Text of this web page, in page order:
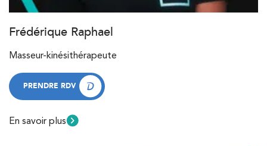
Frédérique Raphael
Masseur-kinésithérapeute
PRENDRE RDV
En savoir plus